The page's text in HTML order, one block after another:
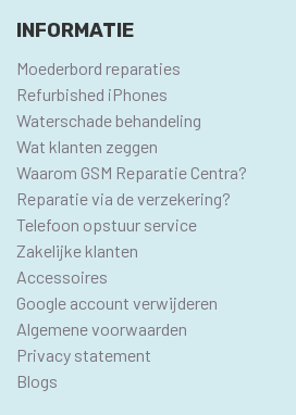
INFORMATIE
Moederbord reparaties
Refurbished iPhones
Waterschade behandeling
Wat klanten zeggen
Waarom GSM Reparatie Centra?
Reparatie via de verzekering?
Telefoon opstuur service
Zakelijke klanten
Accessoires
Google account verwijderen
Algemene voorwaarden
Privacy statement
Blogs